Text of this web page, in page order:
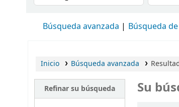
Búsqueda avanzada Búsqueda
Inicio Búsqueda avanzada
Refinar su búsqueda Su